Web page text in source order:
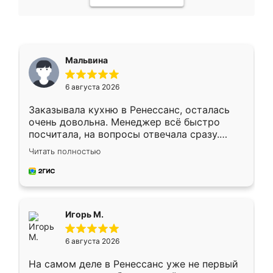
Мальвина
6 августа 2026
Заказывала кухню в Ренессанс, осталась
очень довольна. Менеджер всё быстро
посчитала, на вопросы отвечала сразу.
Замерщик приехал в субботу, подошёл к
делу со всей ответственностью. Собрали
за день, ребята работали аккуратно, даже
Читать полностью
Игорь М.
6 августа 2026
На самом деле в Ренессанс уже не первый